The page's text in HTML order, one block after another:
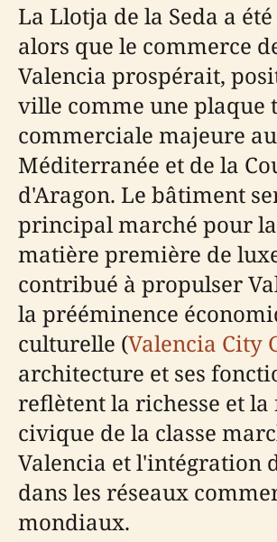
La Llotja de la Seda a
alors que le commerce
Valencia prospérait,
ville comme une plaque
commerciale majeure
Méditerranée et de la
d'Aragon. Le bâtiment
principal marché pour
matière première de
contribué à propulser
la prééminence
culturelle (Valencia City
architecture et ses
reflètent la richesse et la
civique de la classe
Valencia et l'intégration
dans les réseaux
mondiaux.